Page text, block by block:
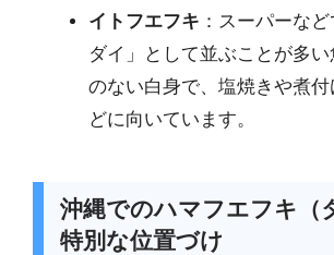
イトフエフキ ：スーパーな
ダイ」として並ぶことが多
のない白身で、塩焼きや煮
どに向いています。
沖縄でのハマフエフキ（
特別な位置づけ